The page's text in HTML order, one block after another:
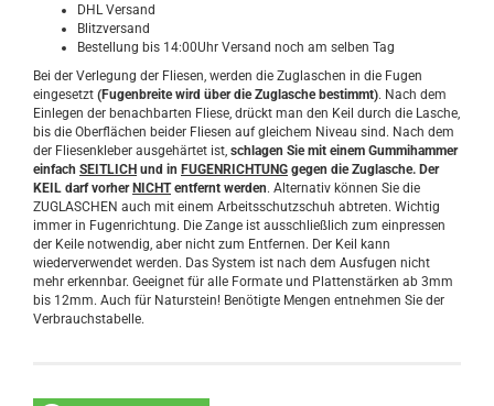
DHL Versand
Blitzversand
Bestellung bis 14:00Uhr Versand noch am selben Tag
Bei der Verlegung der Fliesen, werden die Zuglaschen in die Fugen
eingesetzt (Fugenbreite wird über die Zuglasche bestimmt). Nach dem
Einlegen der benachbarten Fliese, drückt man den Keil durch die Lasche,
bis die Oberflächen beider Fliesen auf gleichem Niveau sind. Nach dem
der Fliesenkleber ausgehärtet ist, schlagen Sie mit einem Gummihammer
einfach SEITLICH und in FUGENRICHTUNG gegen die Zuglasche. Der
KEIL darf vorher NICHTentfernt werden. Alternativ können Sie die
ZUGLASCHEN auch mit einem Arbeitsschutzschuh abtreten. Wichtig
immer in Fugenrichtung. Die Zange ist ausschließlich zum einpressen
der Keile notwendig, aber nicht zum Entfernen. Der Keil kann
wiederverwendet werden. Das System ist nach dem Ausfugen nicht
mehr erkennbar. Geeignet für alle Formate und Plattenstärken ab 3mm
bis 12mm. Auch für Naturstein! Benötigte Mengen entnehmen Sie der
Verbrauchstabelle.